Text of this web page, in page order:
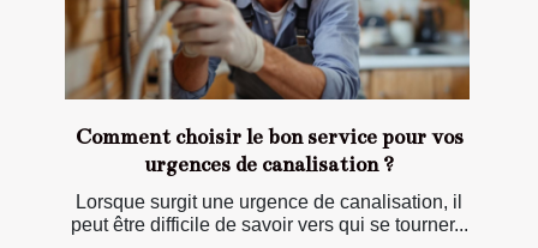
Comment choisir le bon service pour vos
urgences de canalisation ?
Lorsque surgit une urgence de canalisation, il
peut être difficile de savoir vers qui se tourner...